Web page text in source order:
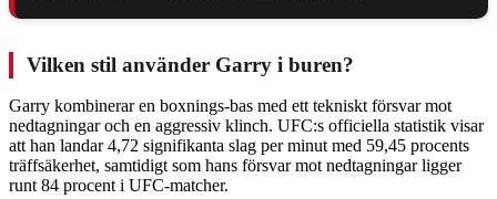
Vilken stil använder Garry i buren?
Garry kombinerar en boxnings-bas med ett tekniskt försvar mot
nedtagningar och en aggressiv klinch. UFC:s officiella statistik visar
att han landar 4,72 signifikanta slag per minut med 59,45 procents
träffsäkerhet, samtidigt som hans försvar mot nedtagningar ligger
runt 84 procent i UFC-matcher.